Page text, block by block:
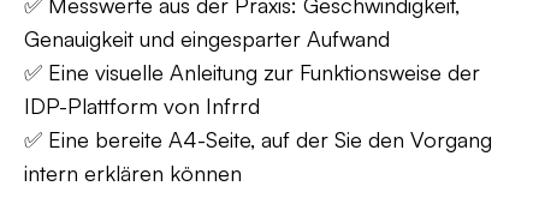
Genauigkeit und eingesparter Aufwand
✅ Eine visuelle Anleitung zur Funktionsweise der
IDP-Plattform von Infrrd
✅ Eine bereite A4-Seite, auf der Sie den Vorgang
intern erklären können